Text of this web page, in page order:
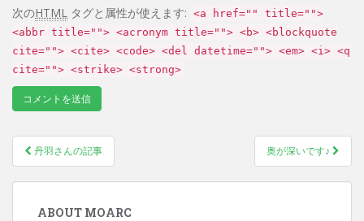
次のHTML タグと属性が使えます: <a href="" title="">
<abbr title=""> <acronym title=""> <b> <blockquote
cite=""> <cite> <code> <del datetime=""> <em> <i> <q
cite=""> <strike> <strong>
Post navigation
丹羽さんの記事 奥が深いです♪
ABOUT MOARC